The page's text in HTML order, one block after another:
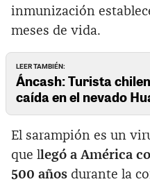
inmunización
meses de vida.
LEER TAMBIÉN:
Áncash: Turista
caída en el nevado
El sarampión es un
que llegó a América
500 años durante la